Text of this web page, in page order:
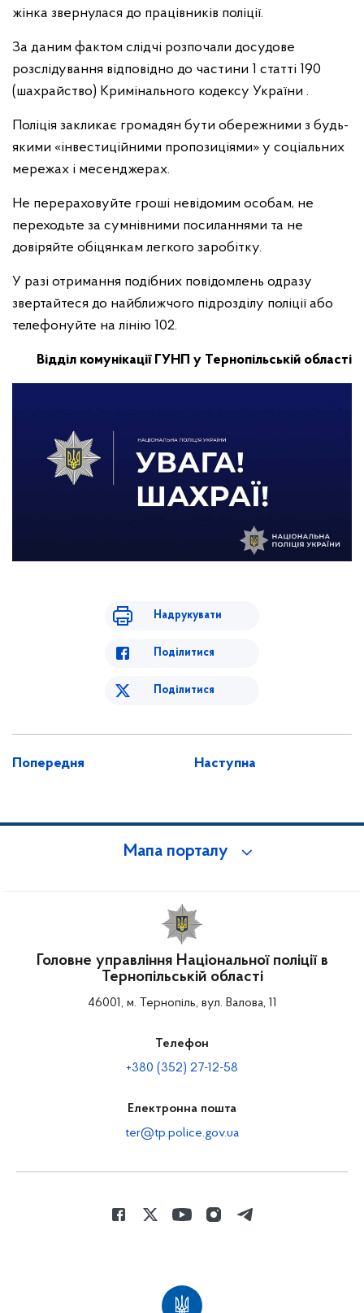
жінка звернулася до працівників поліції.
За даним фактом слідчі розпочали досудове
розслідування відповідно до частини 1 статті 190
(шахрайство) Кримінального кодексу України .
Поліція закликає громадян бути обережними з будь-
якими «інвестиційними пропозиціями» у соціальних
мережах і месенджерах.
Не перераховуйте гроші невідомим особам, не
переходьте за сумнівними посиланнями та не
довіряйте обіцянкам легкого заробітку.
У разі отримання подібних повідомлень одразу
звертайтеся до найближчого підрозділу поліції або
телефонуйте на лінію 102.
Відділ комунікації ГУНП у Тернопільській області
Надрукувати
Поділитися
Поділитися
Попередня Наступна
Мапа порталу
Головне управління Національної поліції в
Тернопільській області
46001, м. Тернопіль, вул. Валова, 11
Телефон
+380 (352) 27-12-58
Електронна пошта
ter@tp.police.gov.ua